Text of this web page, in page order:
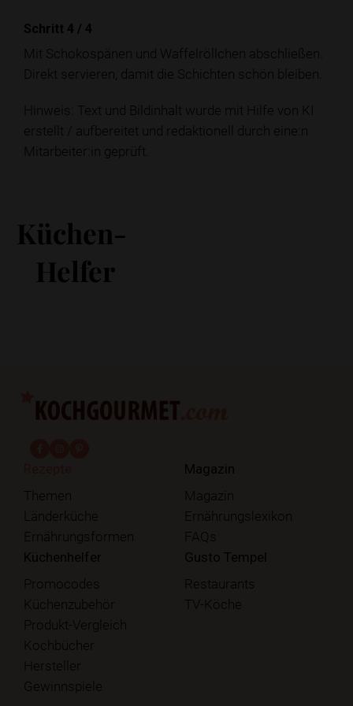
Schritt 4 / 4
Mit Schokospänen und Waffelröllchen abschließen.
Direkt servieren, damit die Schichten schön bleiben.
Hinweis: Text und Bildinhalt wurde mit Hilfe von KI
erstellt / aufbereitet und redaktionell durch eine:n
Mitarbeiter:in geprüft.
Küchen-
Helfer
Themen
Länderküche
Ernährungsformen
Magazin
Magazin
Ernährungslexikon
FAQs
Küchenhelfer
Promocodes
Küchenzubehör
Produkt-Vergleich
Kochbücher
Hersteller
Gewinnspiele
Gusto Tempel
Restaurants
TV-Köche